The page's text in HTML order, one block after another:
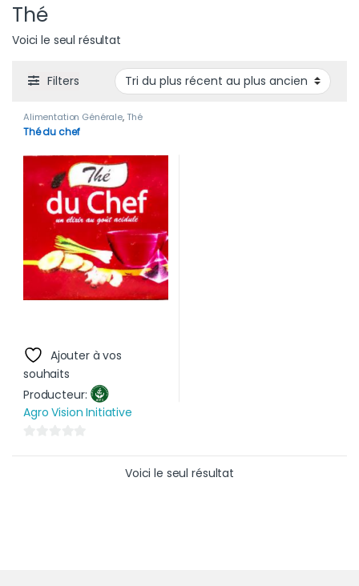
Thé
Voici le seul résultat
Filters
Alimentation Générale,Thé
Thé du chef
Ajouter à vos
souhaits
Producteur:
Agro Vision Initiative
Voici le seul résultat